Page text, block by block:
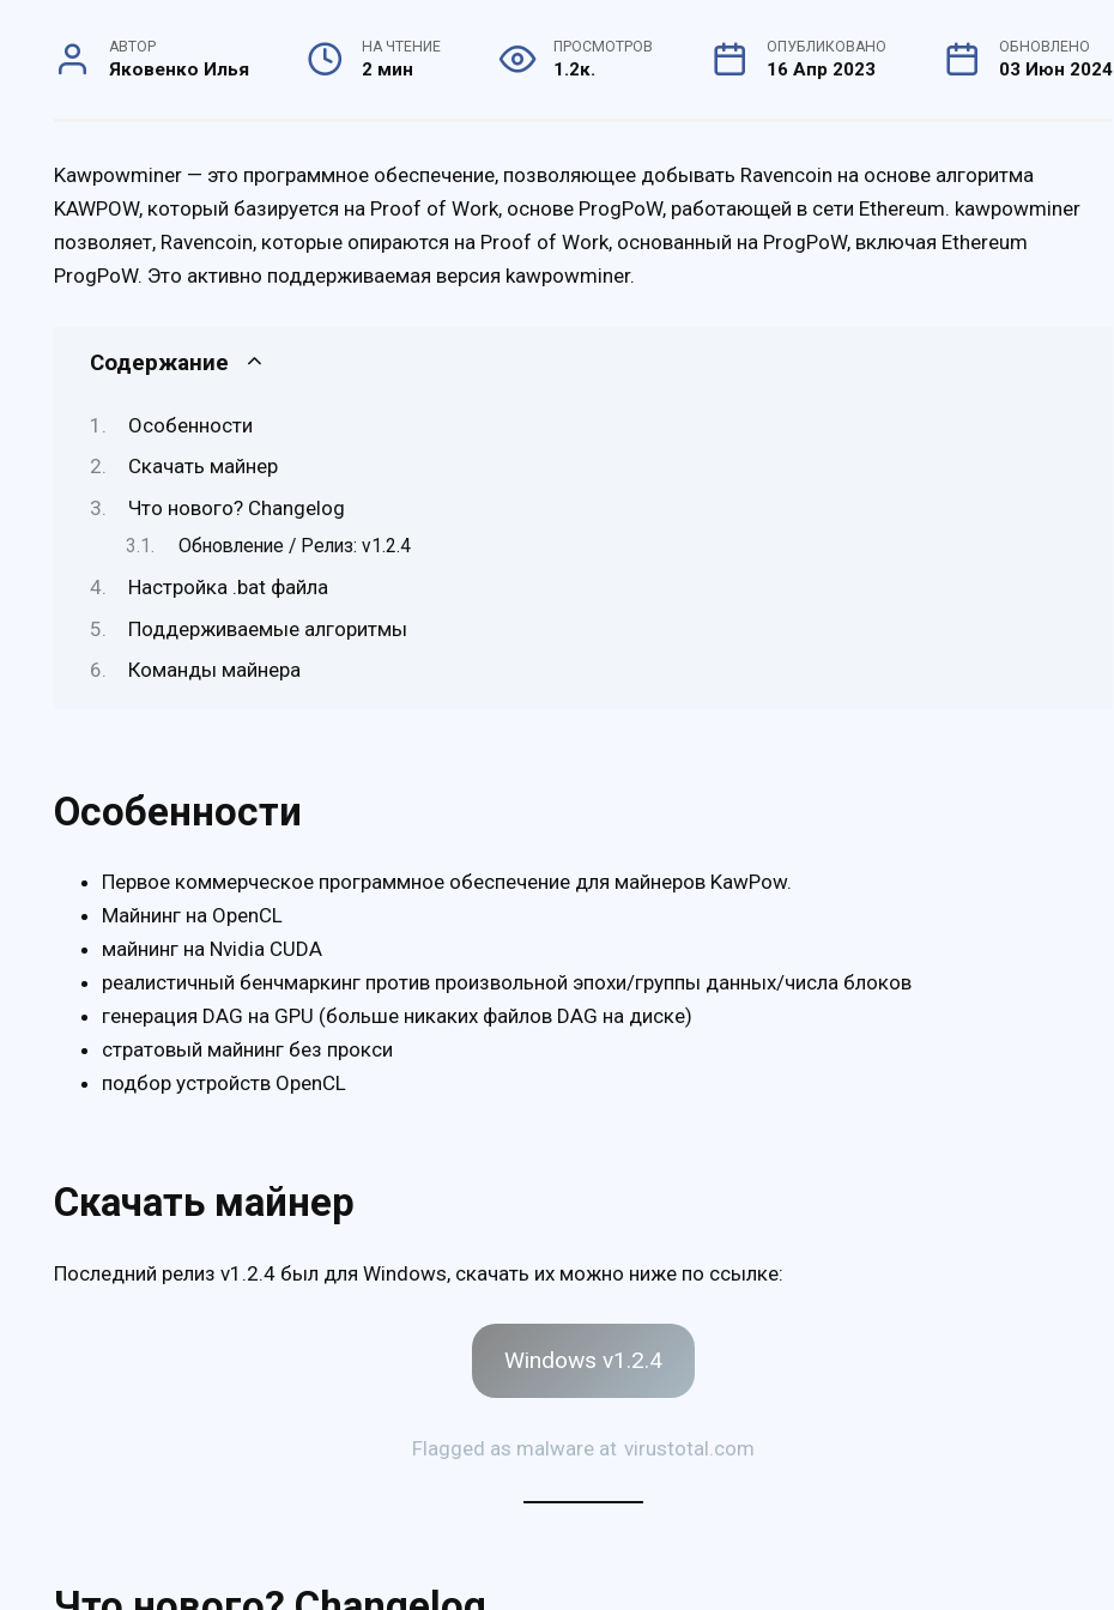
АВТОР
Яковенко Илья
НА ЧТЕНИЕ
2 мин
ПРОСМОТРОВ
1.2к.
ОПУБЛИКОВАНО
16 Апр 2023
ОБНОВЛЕНО
03 Июн 2024
Kawpowminer — это программное обеспечение, позволяющее добывать Ravencoin на основе алгоритма
KAWPOW, который базируется на Proof of Work, основе ProgPoW, работающей в сети Ethereum. kawpowminer
позволяет, Ravencoin, которые опираются на Proof of Work, основанный на ProgPoW, включая Ethereum
ProgPoW. Это активно поддерживаемая версия kawpowminer.
Содержание
Особенности
Скачать майнер
Что нового? Changelog
Обновление / Релиз: v1.2.4
Настройка .bat файла
Поддерживаемые алгоритмы
Команды майнера
Особенности
Первое коммерческое программное обеспечение для майнеров KawPow.
Майнинг на OpenCL
майнинг на Nvidia CUDA
реалистичный бенчмаркинг против произвольной эпохи/группы данных/числа блоков
генерация DAG на GPU (больше никаких файлов DAG на диске)
стратовый майнинг без прокси
подбор устройств OpenCL
Скачать майнер
Последний релиз v1.2.4 был для Windows, скачать их можно ниже по ссылке:
Windows v1.2.4
Flagged as malware at virustotal.com